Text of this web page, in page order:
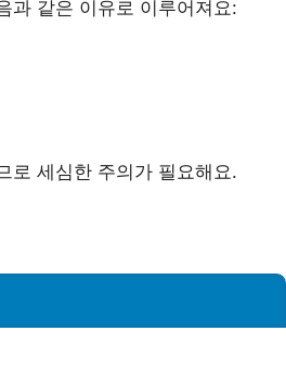
과 같은 이유로 이루어져요:
로 세심한 주의가 필요해요.